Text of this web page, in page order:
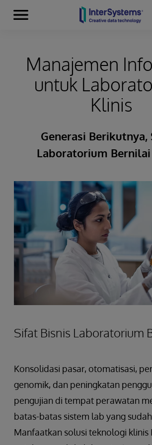
Skip to content
Menu
Manajemen
untuk
Klinis
Generasi Berikutnya,
Laboratorium
Sifat Bisnis Laboratorium
Konsolidasi pasar, otomatisasi,
genomik, dan peningkatan
pengujian di tempat perawatan
batas-batas sistem lab yang sudah
Manfaatkan solusi teknologi klinis